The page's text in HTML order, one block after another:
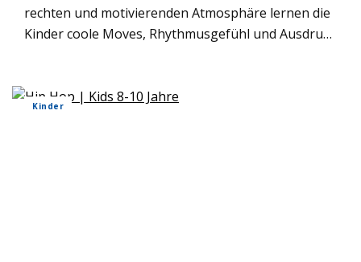
rech­ten und moti­vie­ren­den Atmo­sphäre ler­nen die
Kin­der coole Moves, Rhyth­mus­ge­fühl und Aus­druck
Kin­der